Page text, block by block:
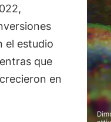
el estudio
que
en